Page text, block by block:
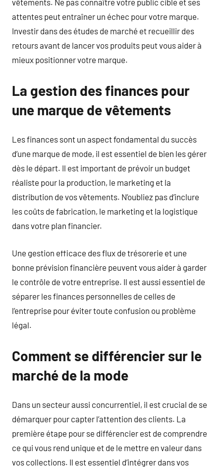
attentes peut entraîner un échec pour votre marque.
Investir dans des études de marché et recueillir des
retours avant de lancer vos produits peut vous aider à
mieux positionner votre marque.
La gestion des finances pour
une marque de vêtements
Les finances sont un aspect fondamental du succès
d’une marque de mode, il est essentiel de bien les gérer
dès le départ. Il est important de prévoir un budget
réaliste pour la production, le marketing et la
distribution de vos vêtements. N’oubliez pas d’inclure
les coûts de fabrication, le marketing et la logistique
dans votre plan financier.
Une gestion efficace des flux de trésorerie et une
bonne prévision financière peuvent vous aider à garder
le contrôle de votre entreprise. Il est aussi essentiel de
séparer les finances personnelles de celles de
l’entreprise pour éviter toute confusion ou problème
légal.
Comment se différencier sur le
marché de la mode
Dans un secteur aussi concurrentiel, il est crucial de se
démarquer pour capter l’attention des clients. La
première étape pour se différencier est de comprendre
ce qui vous rend unique et de le mettre en valeur dans
vos collections. Il est essentiel d’intégrer dans vos